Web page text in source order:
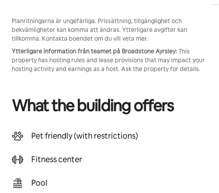
Planritningarna är ungefärliga. Prissättning, tillgänglighet och
bekvämligheter kan komma att ändras. Ytterligare avgifter kan
tillkomma. Kontakta boendet om du vill veta mer.
Ytterligare information från teamet på Broadstone Ayrsley:This
property has hosting rules and lease provisions that may impact your
hosting activity and earnings as a host. Ask the property for details.
What the building offers
Pet friendly (with restrictions)
Fitness center
Pool